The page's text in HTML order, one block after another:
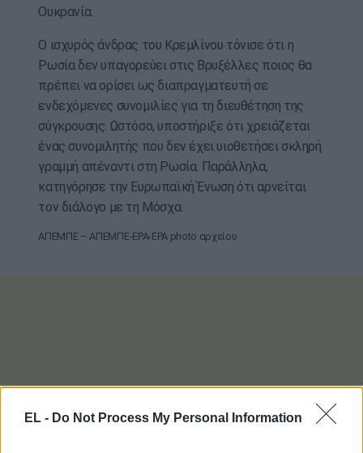
EL - Do Not Process My Personal Information
Ουκρανία.
Ο ισχυρός άνδρας του Κρεμλίνου τόνισε ότι η
Ρωσία δεν υπαγορεύει στις Βρυξέλλες ποιος θα
πρέπει να ορίσει ως διαπραγματευτή σε
ενδεχόμενες συνομιλίες για τη διευθέτηση της
σύγκρουσης. Ωστόσο, υποστήριξε ότι χρειάζεται
ένας συνομιλητής που δεν έχει υιοθετήσει σκληρή
γραμμή απέναντι στη Ρωσία. Παράλληλα,
κατηγόρησε την Ευρωπαϊκή Ένωση ότι αρνείται
τον διάλογο με τη Μόσχα.
ΑΠΕΜΠΕ – ΑΠΕΜΠΕ-EPA-EPA photo αρχείου